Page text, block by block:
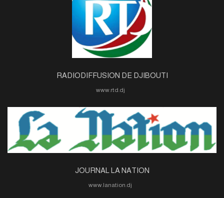
RADIODIFFUSION DE DJIBOUTI
JOURNAL LA NATION